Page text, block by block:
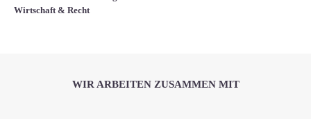
Wirtschaft & Recht
WIR ARBEITEN ZUSAMMEN MIT